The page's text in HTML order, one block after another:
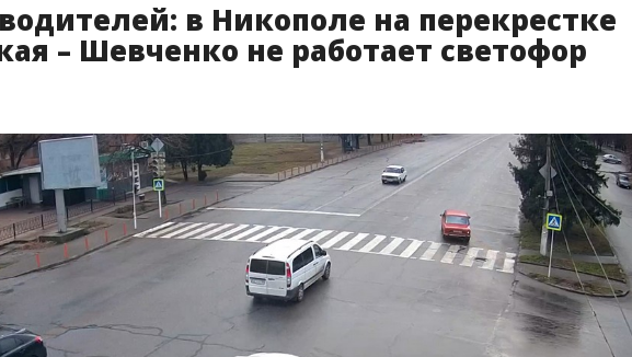
в Никополе на перекрестке
– Шевченко не работает светофор